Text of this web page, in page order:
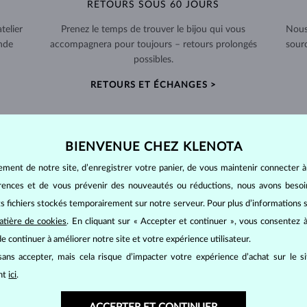
RETOURS SOUS 60 JOURS
Prenez le temps de trouver le bijou qui vous
accompagnera pour toujours – retours prolongés
possibles.
RETOURS ET ÉCHANGES >
: elles sont d'origine organique, se formant à l'intérieur des
d'eau douce. Elles existent dans toute une variété de tailles et de
les
BIENVENUE CHEZ KLENOTA
de notre site, d’enregistrer votre panier, de vous maintenir connecter
et de vous prévenir des nouveautés ou réductions, nous avons
fichiers stockés temporairement sur notre serveur. Pour plus d’informations
de cookies. En cliquant sur « Accepter et continuer », vous consentez
continuer à améliorer notre site et votre expérience utilisateur.
accepter, mais cela risque d’impacter votre expérience d’achat sur le
ici.